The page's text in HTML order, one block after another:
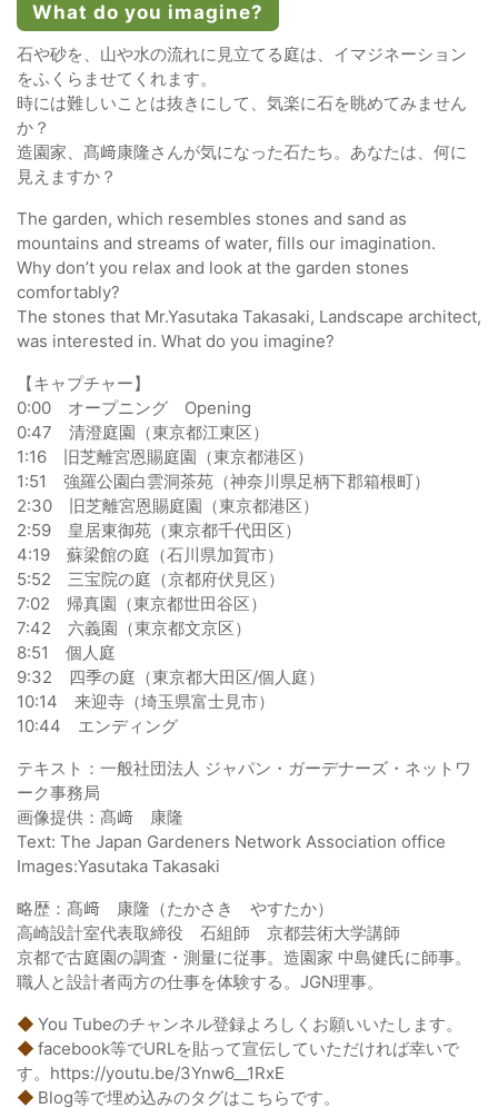
What do you imagine?
石や砂を、山や水の流れに見立てる庭は、イマジネーション
をふくらませてくれます。
時には難しいことは抜きにして、気楽に石を眺めてみません
か？
造園家、髙﨑康隆さんが気になった石たち。あなたは、何に
見えますか？
The garden, which resembles stones and sand as
mountains and streams of water, fills our imagination.
Why don’t you relax and look at the garden stones
comfortably?
The stones that Mr.Yasutaka Takasaki, Landscape architect,
was interested in. What do you imagine?
【キャプチャー】
0:00 オープニング Opening
0:47 清澄庭園（東京都江東区）
1:16 旧芝離宮恩賜庭園（東京都港区）
1:51 強羅公園白雲洞茶苑（神奈川県足柄下郡箱根町）
2:30 旧芝離宮恩賜庭園（東京都港区）
2:59 皇居東御苑（東京都千代田区）
4:19 蘇梁館の庭（石川県加賀市）
5:52 三宝院の庭（京都府伏見区）
7:02 帰真園（東京都世田谷区）
7:42 六義園（東京都文京区）
8:51 個人庭
9:32 四季の庭（東京都大田区/個人庭）
10:14 来迎寺（埼玉県富士見市）
10:44 エンディング
テキスト：一般社団法人 ジャパン・ガーデナーズ・ネットワ
ーク事務局
画像提供：髙﨑 康隆
Text: The Japan Gardeners Network Association office
Images:Yasutaka Takasaki
略歴：髙﨑 康隆（たかさき やすたか）
高崎設計室代表取締役 石組師 京都芸術大学講師
京都で古庭園の調査・測量に従事。造園家 中島健氏に師事。
職人と設計者両方の仕事を体験する。JGN理事。
◆ You Tubeのチャンネル登録よろしくお願いいたします。
◆ facebook等でURLを貼って宣伝していただければ幸いで
す。https://youtu.be/3Ynw6__1RxE
◆ Blog等で埋め込みのタグはこちらです。